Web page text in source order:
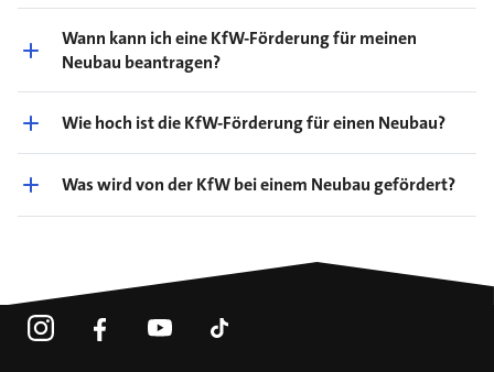
Wann kann ich eine KfW-Förderung für meinen
Neubau beantragen?
Wie hoch ist die KfW-Förderung für einen Neubau?
Was wird von der KfW bei einem Neubau gefördert?